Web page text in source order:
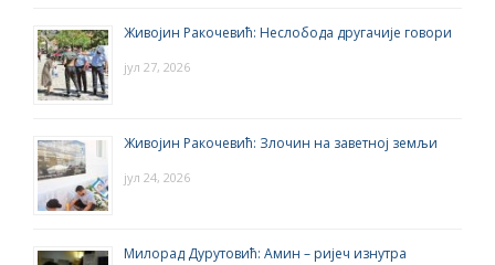
Живојин Ракочевић: Неслобода другачије говори
јул 27, 2026
Живојин Ракочевић: Злочин на заветној земљи
јул 24, 2026
Милорад Дурутовић: Амин – ријеч изнутра